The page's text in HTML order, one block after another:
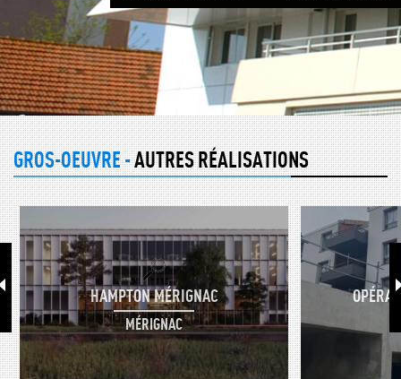
GROS-OEUVRE -AUTRES RÉALISATIONS
HAMPTON MÉRIGNAC
MÉRIGNAC